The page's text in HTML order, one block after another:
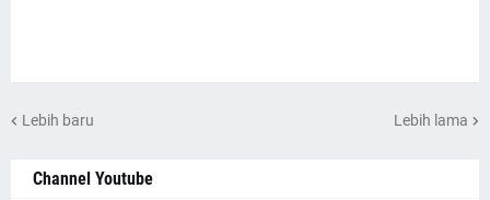
Lebih baru Lebih lama
Channel Youtube